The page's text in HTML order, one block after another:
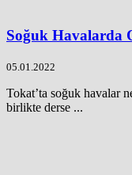
Soğuk Havalarda
05.01.2022
Tokat’ta soğuk havalar
birlikte derse ...